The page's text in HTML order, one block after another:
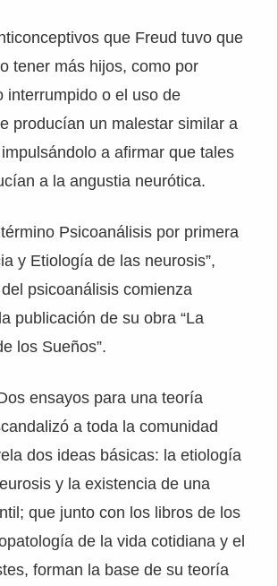
que Freud tuvo que
tener más hijos, como por
interrumpido o el uso de
producían un malestar similar a
a afirmar que tales
a la angustia neurótica.
Psicoanálisis por primera
y Etiología de las neurosis”,
psicoanálisis comienza
publicación de su obra “La
los Sueños”.
ensayos para una teoría
a toda la comunidad
dos ideas básicas: la etiología
y la existencia de una
que junto con los libros de los
de la vida cotidiana y el
forman la base de su teoría